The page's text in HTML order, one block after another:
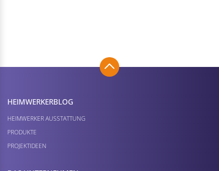
HEIMWERKER­BLOG
HEIMWERKER AUSSTATTUNG
PRODUKTE
PROJEKTIDEEN